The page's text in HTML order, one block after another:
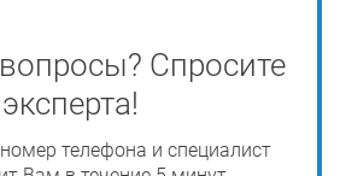
Спросите
эксперта!
телефона и специалист